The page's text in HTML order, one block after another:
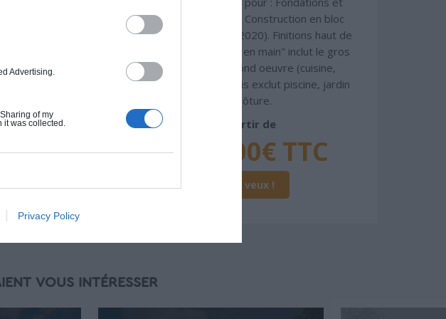
Advertising.
of my
was collected.
Privacy Policy
en
(cuisine,
normes standards. Construction en bloc
coffrant isolant (RT 2020). Finitions haut de
gamme. Le prix "clé en main" inclut le gros
oeuvre et le second oeuvre (cuisine,
peinture, sols...), mais exclut piscine, jardin
et clôture.
À partir de
476 000€ TTC
Je la veux !
VOUS INTÉRESSER